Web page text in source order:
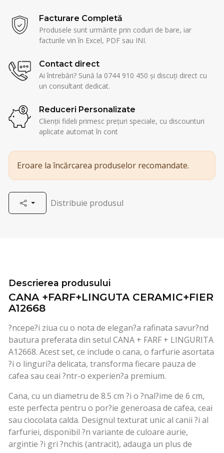
Facturare Completă
Produsele sunt urmărite prin coduri de bare, iar
facturile vin în Excel, PDF sau INI.
Contact direct
Ai întrebări? Sună la 0744 910 450 și discuți direct cu
un consultant dedicat.
Reduceri Personalizate
Clienții fideli primesc prețuri speciale, cu discounturi
aplicate automat în cont
Eroare la încărcarea produselor recomandate.
Distribuie produsul
Descrierea produsului
CANA +FARF+LINGUTA CERAMIC+FIER
A12668
?ncepe?i ziua cu o nota de elegan?a rafinata savur?nd
bautura preferata din setul CANA + FARF + LINGURITA
A12668. Acest set, ce include o cana, o farfurie asortata
?i o linguri?a delicata, transforma fiecare pauza de
cafea sau ceai ?ntr-o experien?a premium.
Cana, cu un diametru de 8.5 cm ?i o ?nal?ime de 6 cm,
este perfecta pentru o por?ie generoasa de cafea, ceai
sau ciocolata calda. Designul texturat unic al canii ?i al
farfuriei, disponibil ?n variante de culoare aurie,
argintie ?i gri ?nchis (antracit), adauga un plus de